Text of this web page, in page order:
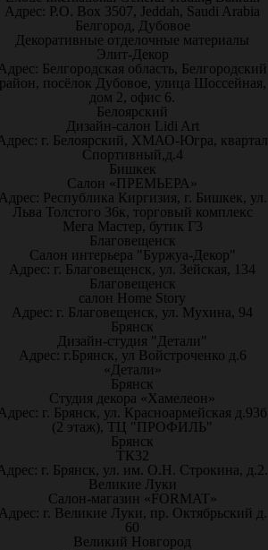
Адрес: P.O. Box 3507, Jeddah, Saudi Arabia
Белгород, Дубовое
Декоративные отделочные материалы
Элит-Декор
Белгородская область, Белгородский
посёлок Дубовое, улица Шоссейная,
дом 2, офис 6.
Белоярский
Дизайн-салон Lidi Art
г. Белоярский, ХМАО-Югра, квартал
Спортивный,д.4
Бишкек
Салон «ПРЕМЬЕРА»
Республика Киргизия, г. Бишкек, ул.
Льва Толстого 36к, торговый комплекс
Мега Мастер, бутик Г3
Благовещенск
Салон интерьера "Буржуа-Декор"
Адрес: г. Благовещенск, ул. Зейская, 134
Благовещенск
салон Home Story
Адрес: г. Благовещенск, ул. Мухина, 94
Брянск
Дизайн-студия "Детали"
Адрес: г.Брянск, ул Войстроченко д.6
«Детали»
Брянск
Студия декора «Хамелеон»
г. Брянск, ул. Красноармейская д.93б
(2 этаж), ТЦ "ПРОФИЛЬ"
Брянск
ТК32
г. Брянск, ул. им. О.Н. Строкина, д.2.
Великие Луки
Салон-магазин «FORMAT»
г. Великие Луки, пр. Октябрьский д.
60
Великий Новгород